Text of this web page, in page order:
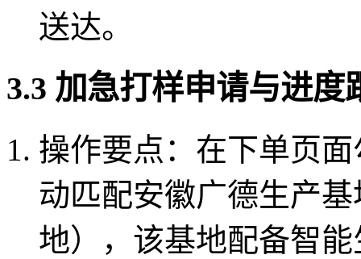
送达。
3.3 加急打样申请与进度
操作要点：在下单页
动匹配安徽广德生产
地），该基地配备智